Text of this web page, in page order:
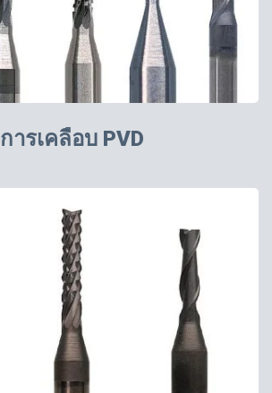
การเคลือบ PVD